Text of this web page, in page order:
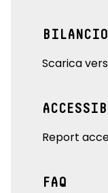
Scarica
Report
FAQ